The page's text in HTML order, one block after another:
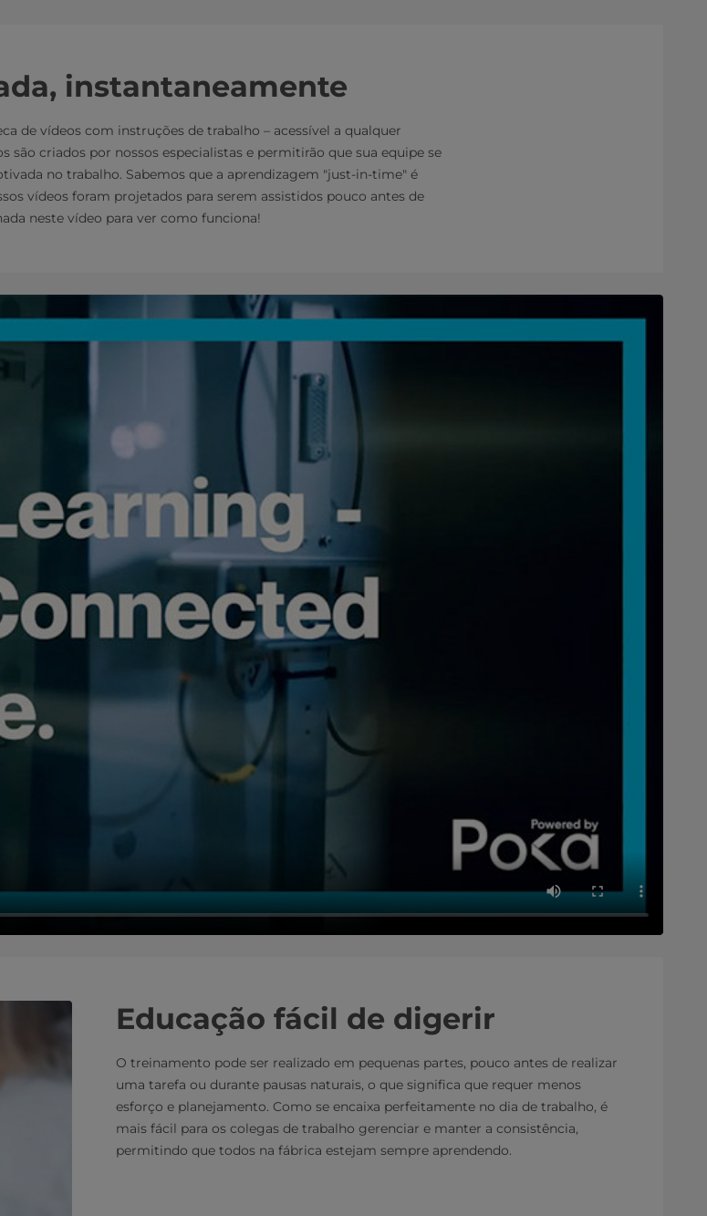
instantaneamente
de vídeos com instruções de trabalho – acessível a qualquer
são criados por nossos especialistas e permitirão que sua equipe se
no trabalho. Sabemos que a aprendizagem "just-in-time" é
vídeos foram projetados para serem assistidos pouco antes de
neste vídeo para ver como funciona!
Educação fácil de digerir
O treinamento pode ser realizado em pequenas partes, pouco antes de realizar
uma tarefa ou durante pausas naturais, o que significa que requer menos
esforço e planejamento. Como se encaixa perfeitamente no dia de trabalho, é
mais fácil para os colegas de trabalho gerenciar e manter a consistência,
permitindo que todos na fábrica estejam sempre aprendendo.